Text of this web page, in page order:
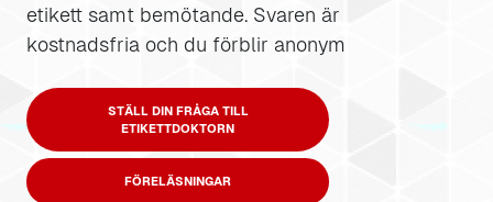
etikett samt bemötande. Svaren är
kostnadsfria och du förblir anonym
STÄLL DIN FRÅGA TILL
ETIKETTDOKTORN
FÖRELÄSNINGAR